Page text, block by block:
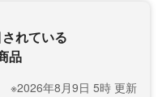
れている
品
※2026年8月9日 5時 更新